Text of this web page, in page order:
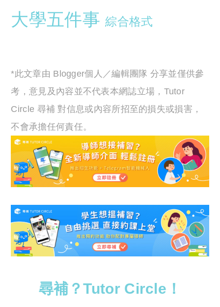
大學五件事 綜合格式
*此文章由 Blogger個人／編輯團隊 分享並僅供參
考，意見及內容並不代表本網誌立場，Tutor
Circle 尋補 對信息或內容所招至的損失或損害，
不會承擔任何責任。
尋補？Tutor Circle！